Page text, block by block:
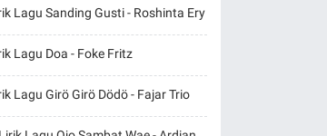
Lagu Sanding Gusti - Roshinta Ery
Lagu Doa - Foke Fritz
Lagu Girö Girö Dödö - Fajar Trio